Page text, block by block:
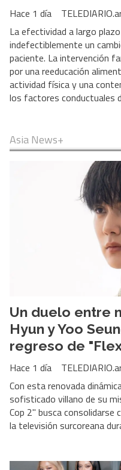
Hace 1 día
La efectividad a largo
indefectiblemente un
paciente. La intervención
por una reeducación
actividad física y una
los factores conductuales
Asia News+
Un duelo entre
Hyun y Yoo
regreso de
Hace 1 día
Con esta renovada
sofisticado villano de su
Cop 2" busca consolidarse
la televisión surcoreana